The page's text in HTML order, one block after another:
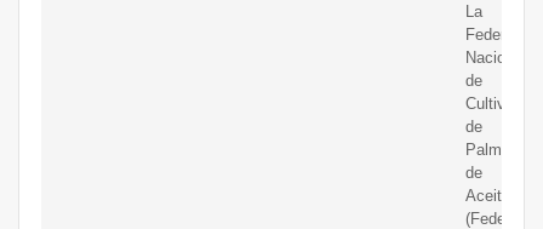
La
Federación
Nacional
de
de
Palma
de
Aceite